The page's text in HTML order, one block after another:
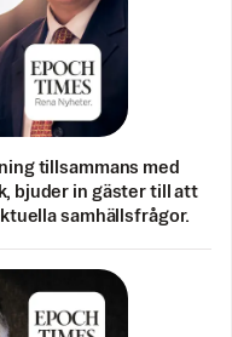
tillsammans med
bjuder in gäster till att
samhällsfrågor.